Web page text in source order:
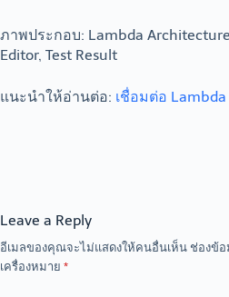
ภาพประกอบ: Lambda
Editor, Test Result
แนะนำให้อ่านต่อ: เชื่อมต่อ
Leave a Reply
อีเมลของคุณจะไม่แสดงให้คนอื่นเห็น ช่องข้อ
เครื่องหมาย *